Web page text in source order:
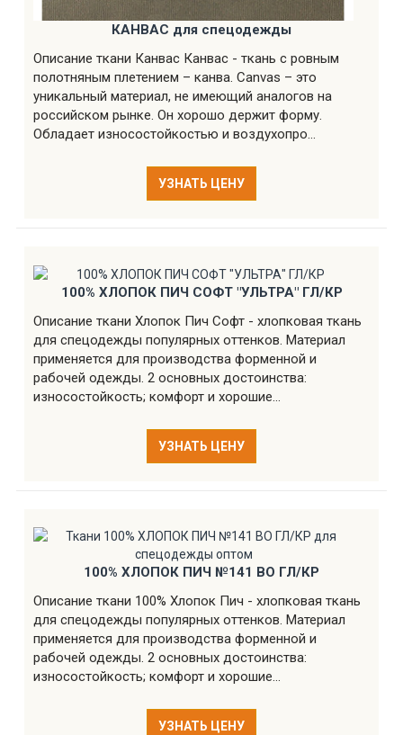
КАНВАС для спецодежды
Описание ткани Канвас Канвас - ткань с ровным
полотняным плетением – канва. Canvas – это
уникальный материал, не имеющий аналогов на
российском рынке. Он хорошо держит форму.
Обладает износостойкостью и воздухопро...
УЗНАТЬ ЦЕНУ
100% ХЛОПОК ПИЧ СОФТ "УЛЬТРА" ГЛ/КР
Описание ткани Хлопок Пич Софт - хлопковая ткань
для спецодежды популярных оттенков. Материал
применяется для производства форменной и
рабочей одежды. 2 основных достоинства:
износостойкость; комфорт и хорошие...
УЗНАТЬ ЦЕНУ
100% ХЛОПОК ПИЧ №141 ВО ГЛ/КР
Описание ткани 100% Хлопок Пич - хлопковая ткань
для спецодежды популярных оттенков. Материал
применяется для производства форменной и
рабочей одежды. 2 основных достоинства:
износостойкость; комфорт и хорошие...
УЗНАТЬ ЦЕНУ